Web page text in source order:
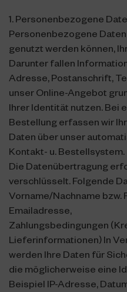
1. Personenbezogene
Personenbezogene
genutzt werden können,
Darunter fallen
Adresse, Postanschrift,
unser Online-Angebot
Ihrer Identität nutzen. Bei
Bestellung erfassen wir
Daten über unser
Kontakt- u. Bestellsystem.
Die Datenübertragung
verschlüsselt. Folgende
Vorname/Nachname bzw.
Emailadresse,
Zahlungsbedingungen
Lieferinformationen) In
werden Ihre Daten für
die möglicherweise eine
Beispiel IP-Adresse,